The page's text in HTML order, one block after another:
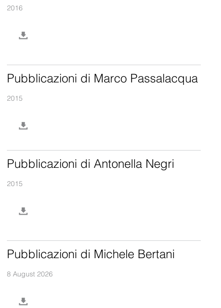
2016
Pubblicazioni di Marco Passalacqua
2015
Pubblicazioni di Antonella Negri
2015
Pubblicazioni di Michele Bertani
8 August 2026